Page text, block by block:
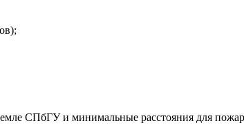
СПбГУ и минимальные расстояния для